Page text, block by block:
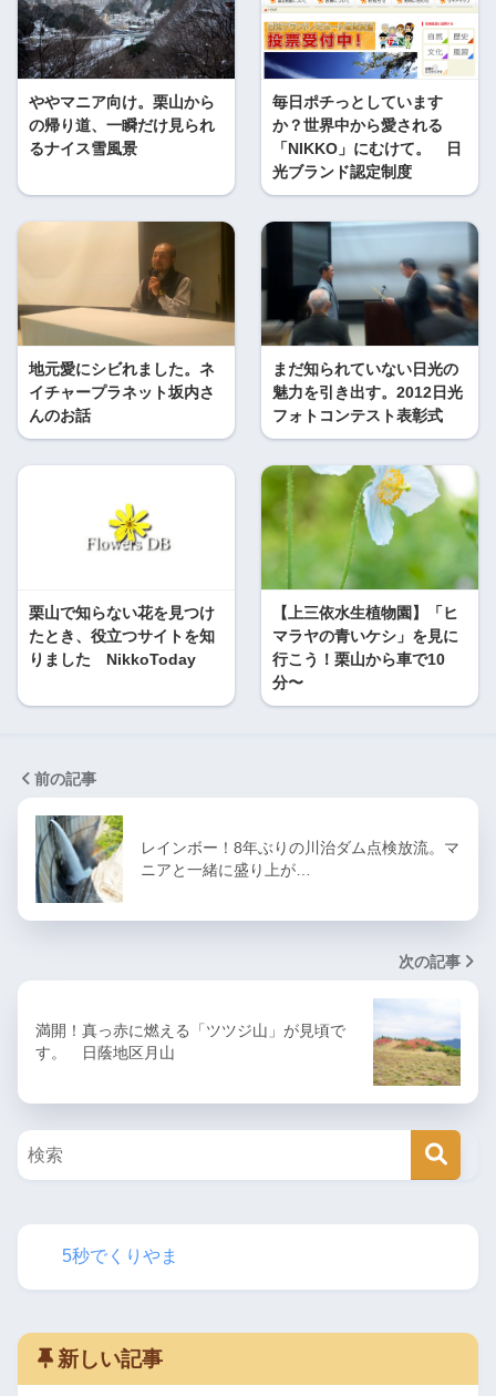
ややマニア向け。栗山から
の帰り道、一瞬だけ見られ
るナイス雪風景
毎日ポチっとしています
か？世界中から愛される
「NIKKO」にむけて。 日
光ブランド認定制度
地元愛にシビれました。ネ
イチャープラネット坂内さ
んのお話
まだ知られていない日光の
魅力を引き出す。2012日光
フォトコンテスト表彰式
栗山で知らない花を見つけ
たとき、役立つサイトを知
りました NikkoToday
【上三依水生植物園】「ヒ
マラヤの青いケシ」を見に
行こう！栗山から車で10
分〜
前の記事
レインボー！8年ぶりの川治ダム点検放流。マ
ニアと一緒に盛り上が…
次の記事
満開！真っ赤に燃える「ツツジ山」が見頃で
す。 日蔭地区月山
5秒でくりやま
新しい記事